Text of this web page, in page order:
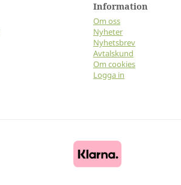
Information
Om oss
Nyheter
Nyhetsbrev
Avtalskund
Om cookies
Logga in